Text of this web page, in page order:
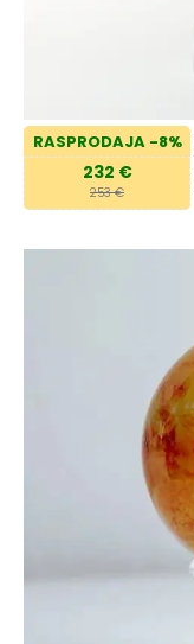
RASPRODAJA -8%
232 €
253 €